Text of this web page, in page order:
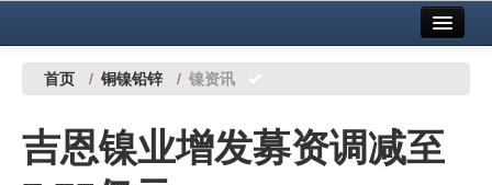
中国有色金属报社主办 广告服务
铜镍铅锌
首页 / 铜镍铅锌 / 镍资讯
吉恩镍业增发募资调减至